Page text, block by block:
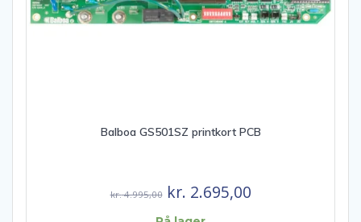
Balboa GS501SZ printkort PCB
kr.4.995,00 Den
oprindelige
kr. 2.695,00Den